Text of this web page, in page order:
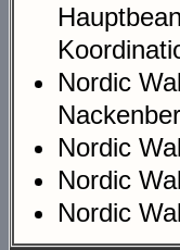
Nordic
Nordic
Nordic
Nordic